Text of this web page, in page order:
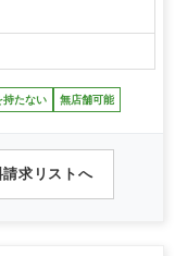
持たない 無店舗可能
請求リストへ